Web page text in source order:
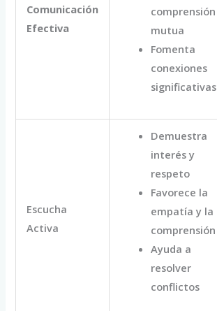
Comunicación
Efectiva
comprensión
mutua
Fomenta
conexiones
significativas
Escucha
Activa
Demuestra
interés y
respeto
Favorece la
empatía y la
comprensión
Ayuda a
resolver
conflictos